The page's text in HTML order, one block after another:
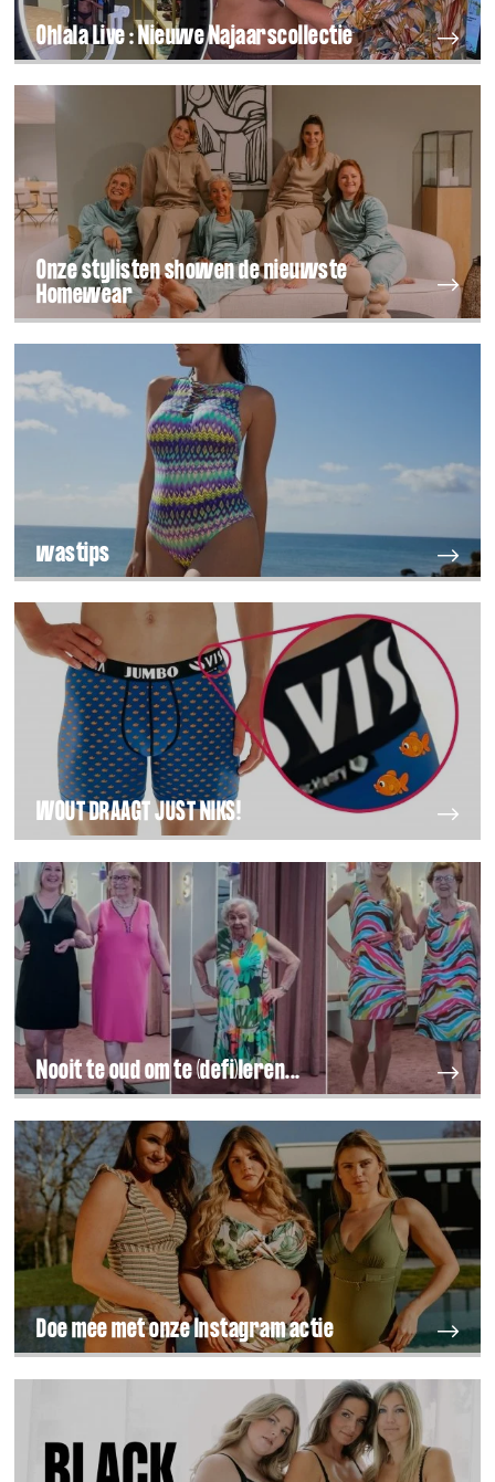
Ohlala Live : Nieuwe Najaarscollectie
Onze stylisten showen de nieuwste
Homewear
wastips
WOUT DRAAGT JUST NIKS!
Nooit te oud om te (defi)leren...
Doe mee met onze Instagram actie